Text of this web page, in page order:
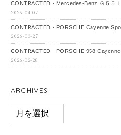
CONTRACTED・Mercedes‐Benz Ｇ５５
2026-04-07
CONTRACTED・PORSCHE Cayenne
2026-03-27
CONTRACTED・PORSCHE 958
2026-02-28
ARCHIVES
ARCHIVES